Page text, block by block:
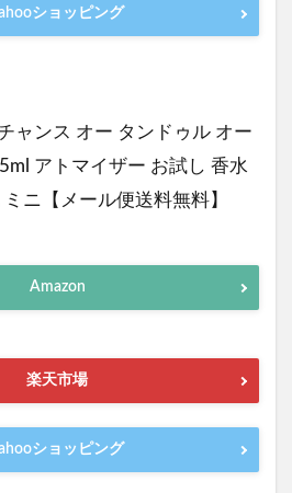
ショッピング
ャンス オー タンドゥル オー
アトマイザー お試し 香水
ニ【メール便送料無料】
Amazon
楽天市場
ショッピング